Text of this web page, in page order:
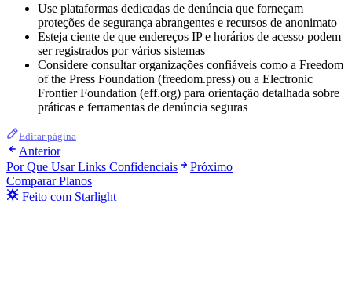
Use plataformas dedicadas de denúncia que forneçam
proteções de segurança abrangentes e recursos de anonimato
Esteja ciente de que endereços IP e horários de acesso podem
ser registrados por vários sistemas
Considere consultar organizações confiáveis como a Freedom
of the Press Foundation (freedom.press) ou a Electronic
Frontier Foundation (eff.org) para orientação detalhada sobre
práticas e ferramentas de denúncia seguras
Editar página
Anterior
Por Que Usar Links Confidenciais
Próximo
Comparar Planos
Feito com Starlight